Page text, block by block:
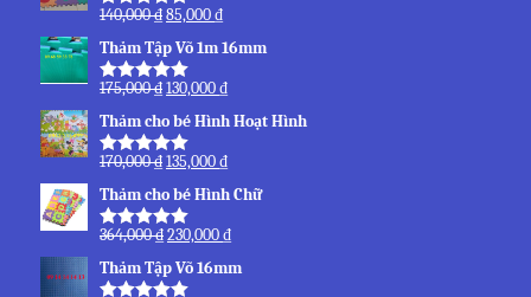
Rated5.00
140,000₫85,000₫
Thảm Tập Võ 1m 16mm
Rated5.00
175,000₫130,000₫
Thảm cho bé Hình Hoạt Hình
Rated5.00
170,000₫135,000₫
Thảm cho bé Hình Chữ
Rated5.00
364,000₫230,000₫
Thảm Tập Võ 16mm